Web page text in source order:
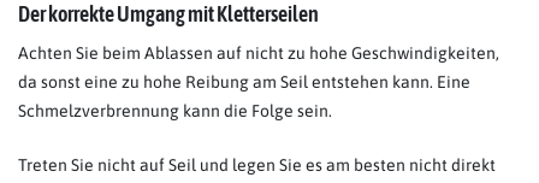
Der korrekte Umgang mit Kletterseilen
Achten Sie beim Ablassen auf nicht zu hohe Geschwindigkeiten,
da sonst eine zu hohe Reibung am Seil entstehen kann. Eine
Schmelzverbrennung kann die Folge sein.
Treten Sie nicht auf Seil und legen Sie es am besten nicht direkt